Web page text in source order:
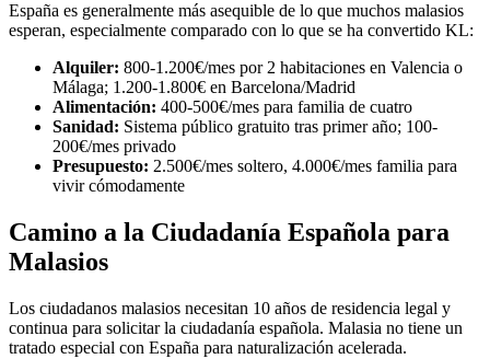
España es generalmente más asequible de lo que muchos malasios
esperan, especialmente comparado con lo que se ha convertido KL:
Alquiler: 800-1.200€/mes por 2 habitaciones en Valencia o
Málaga; 1.200-1.800€ en Barcelona/Madrid
Alimentación: 400-500€/mes para familia de cuatro
Sanidad: Sistema público gratuito tras primer año; 100-
200€/mes privado
Presupuesto: 2.500€/mes soltero, 4.000€/mes familia para
vivir cómodamente
Camino a la Ciudadanía Española para
Malasios
Los ciudadanos malasios necesitan 10 años de residencia legal y
continua para solicitar la ciudadanía española. Malasia no tiene un
tratado especial con España para naturalización acelerada.